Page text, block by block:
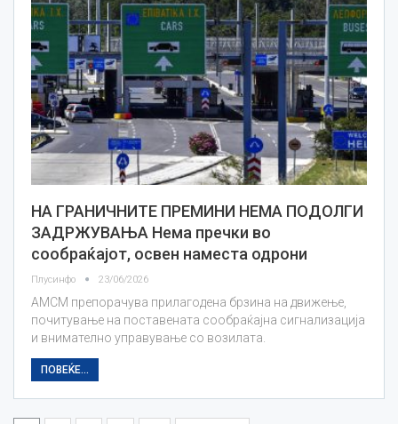
НА ГРАНИЧНИТЕ ПРЕМИНИ НЕМА ПОДОЛГИ
ЗАДРЖУВАЊА Нема пречки во
сообраќајот, освен наместа одрони
Плусинфо 23/06/2026
АМСМ препорачува прилагодена брзина на движење,
почитување на поставената сообраќајна сигнализација
и внимателно управување со возилата.
ПОВЕЌЕ...